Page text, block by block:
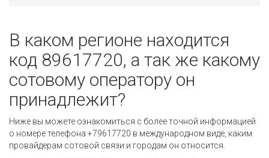
В каком регионе находится
код 89617720, а так же какому
сотовому оператору он
принадлежит?
Ниже вы можете ознакомиться с более точной информацией
о номере телефона +79617720 в международном виде, каким
провайдерам сотовой связи и городам он относится.